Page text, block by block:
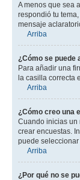
A menos que sea
respondió tu
mensaje
Arriba
¿Cómo se puede
Para añadir una
la casilla correcta
Arriba
¿Cómo creo una
Cuando inicias un
crear encuestas.
puede
Arriba
¿Por qué no se